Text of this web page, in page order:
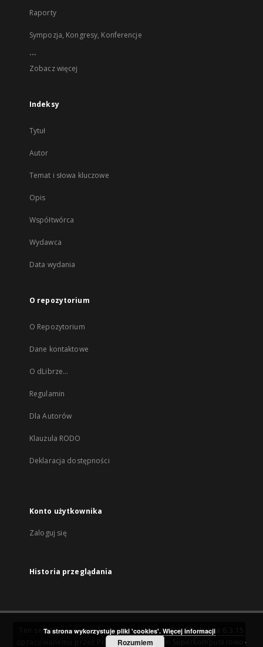
Raporty
Sympozja, Kongresy, Konferencje
...
Zobacz więcej
Indeksy
Tytuł
Autor
Temat i słowa kluczowe
Opis
Współtwórca
Wydawca
Data wydania
O repozytorium
O Repozytorium
Dane kontaktowe
O dLibrze...
Regulamin
Dla Autorów
Klauzula RODO
Deklaracja dostępności
Konto użytkownika
Zaloguj się
Historia przeglądania
Ten serwis działa dzięki oprogramowaniuDInGO dLibra 6.3.15
Poznańskie Centrum Superkomputerowo-
Ta strona wykorzystuje pliki 'cookies'. Więcej informacji
Rozumiem